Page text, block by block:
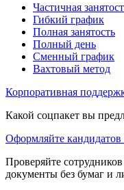
Частичная
Гибкий график
Полная занятость
Полный день
Сменный график
Вахтовый метод
Корпоративная
Какой соцпакет вы
Оформляйте кандидатов
Проверяйте
документы без бумаг и